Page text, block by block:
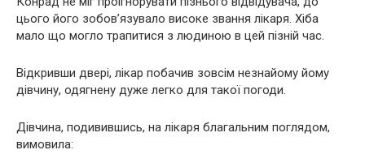
цього його зобов’язувало високе звання лікаря. Хіба
мало що могло трапитися з людиною в цей пізній час.
Відкривши двері, лікар побачив зовсім незнайому йому
дівчину, одягнену дуже легко для такої погоди.
Дівчина, подивившись, на лікаря благальним поглядом,
вимовила: